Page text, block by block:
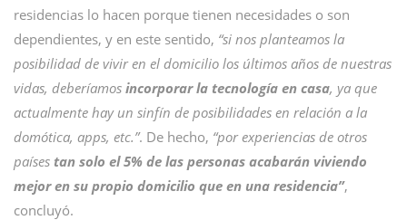
residencias lo hacen porque tienen necesidades o son
dependientes, y en este sentido, “si nos planteamos la
posibilidad de vivir en el domicilio los últimos años de nuestras
vidas, deberíamos incorporar la tecnología en casa, ya que
actualmente hay un sinfín de posibilidades en relación a la
domótica, apps, etc.”. De hecho, “por experiencias de otros
países tan solo el 5% de las personas acabarán viviendo
mejor en su propio domicilio que en una residencia”,
concluyó.